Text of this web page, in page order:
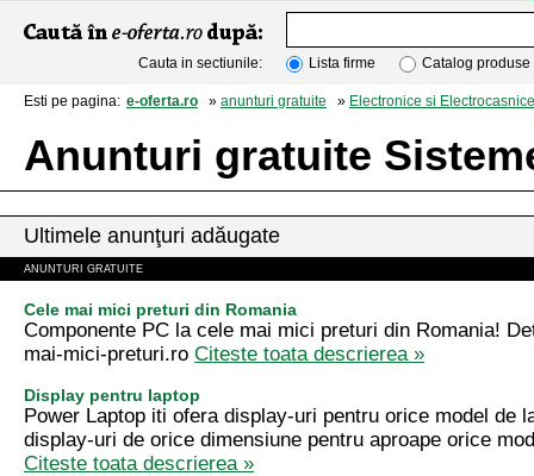
Cauta in sectiunile: Lista firme Catalog produse
Esti pe pagina: e-oferta.ro » anunturi gratuite » Electronice si Electrocasnice
Anunturi gratuite
Ultimele anunţuri adăugate
ANUNTURI GRATUITE
Cele mai mici preturi din Romania
Componente PC la cele mai mici preturi din Romania!
mai-mici-preturi.ro Citeste toata descrierea »
Display pentru laptop
Power Laptop iti ofera display-uri pentru orice model de
display-uri de orice dimensiune pentru aproape orice
Citeste toata descrierea »